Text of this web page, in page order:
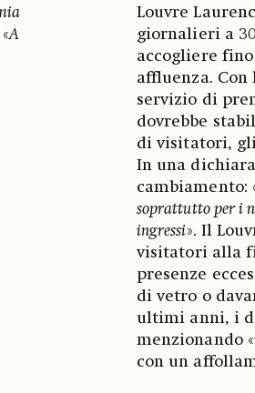
A
Louvre
giornalieri a
accogliere
affluenza.
servizio di
dovrebbe
di visitatori,
In una
cambiamento:
soprattutto per i
ingressi». Il
visitatori alla
presenze
di vetro o
ultimi anni, i
menzionando «
con un